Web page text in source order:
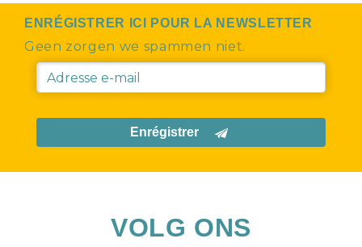
ENRÉGISTRER ICI POUR LA NEWSLETTER
Geen zorgen we spammen niet.
Enrégistrer
VOLG ONS